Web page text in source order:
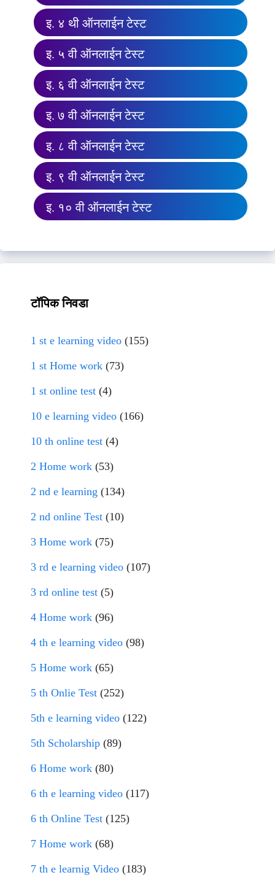
इ. ४ थी ऑनलाईन टेस्ट
इ. ५ वी ऑनलाईन टेस्ट
इ. ६ वी ऑनलाईन टेस्ट
इ. ७ वी ऑनलाईन टेस्ट
इ. ८ वी ऑनलाईन टेस्ट
इ. ९ वी ऑनलाईन टेस्ट
इ. १० वी ऑनलाईन टेस्ट
टॉपिक निवडा
1 st e learning video (155)
1 st Home work (73)
1 st online test (4)
10 e learning video (166)
10 th online test (4)
2 Home work (53)
2 nd e learning (134)
2 nd online Test (10)
3 Home work (75)
3 rd e learning video (107)
3 rd online test (5)
4 Home work (96)
4 th e learning video (98)
5 Home work (65)
5 th Onlie Test (252)
5th e learning video (122)
5th Scholarship (89)
6 Home work (80)
6 th e learning video (117)
6 th Online Test (125)
7 Home work (68)
7 th e learnig Video (183)